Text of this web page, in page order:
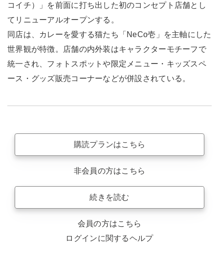
コイチ）」を前面に打ち出した初のコンセプト店舗とし
てリニューアルオープンする。
同店は、カレーを愛する猫たち「NeCo壱」を主軸にした
世界観が特徴。店舗の内外装はキャラクターモチーフで
統一され、フォトスポットや限定メニュー・キッズスペ
ース・グッズ販売コーナーなどが併設されている。
購読プランはこちら
非会員の方はこちら
続きを読む
会員の方はこちら
ログインに関するヘルプ